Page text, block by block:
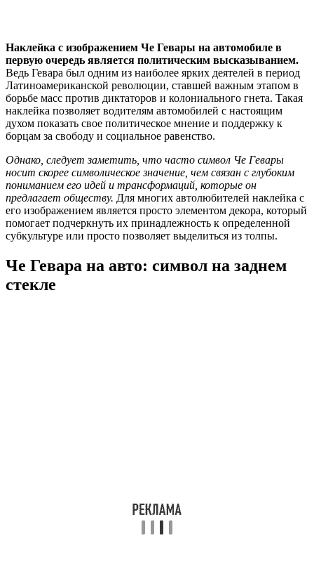
Наклейка с изображением Че Гевары на автомобиле в
первую очередь является политическим высказыванием.
Ведь Гевара был одним из наиболее ярких деятелей в период
Латиноамериканской революции, ставшей важным этапом в
борьбе масс против диктаторов и колониального гнета. Такая
наклейка позволяет водителям автомобилей с настоящим
духом показать свое политическое мнение и поддержку к
борцам за свободу и социальное равенство.
Однако, следует заметить, что часто символ Че Гевары
носит скорее символическое значение, чем связан с глубоким
пониманием его идей и трансформаций, которые он
предлагает обществу. Для многих автолюбителей наклейка с
его изображением является просто элементом декора, который
помогает подчеркнуть их принадлежность к определенной
субкультуре или просто позволяет выделиться из толпы.
Че Гевара на авто: символ на заднем
стекле